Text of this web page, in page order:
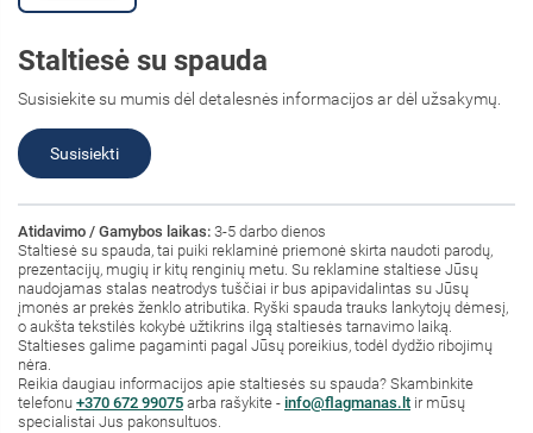
Staltiesė su spauda
Susisiekite su mumis dėl detalesnės informacijos ar dėl užsakymų.
Susisiekti
Atidavimo / Gamybos laikas: 3-5 darbo dienos
Staltiesė su spauda, tai puiki reklaminė priemonė skirta naudoti parodų,
prezentacijų, mugių ir kitų renginių metu. Su reklamine staltiese Jūsų
naudojamas stalas neatrodys tuščiai ir bus apipavidalintas su Jūsų
įmonės ar prekės ženklo atributika. Ryški spauda trauks lankytojų dėmesį,
o aukšta tekstilės kokybė užtikrins ilgą staltiesės tarnavimo laiką.
Staltieses galime pagaminti pagal Jūsų poreikius, todėl dydžio ribojimų
nėra.
Reikia daugiau informacijos apie staltiesės su spauda? Skambinkite
telefonu +370 672 99075 arba rašykite - info@flagmanas.lt ir mūsų
specialistai Jus pakonsultuos.